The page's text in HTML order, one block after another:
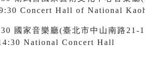
Concert Hall of National
國家音樂廳(臺北市中山南路21-
National Concert Hall